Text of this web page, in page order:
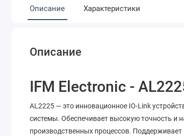
Описание Характеристики
Описание
IFM Electronic -
AL2225 — это инновационное IO-Link
системы. Обеспечивает высокую точность и
производственных процессов.